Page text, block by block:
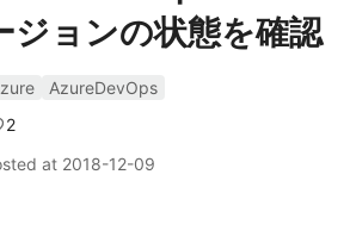
ジョンの状態を確認
AzureDevOps
2
at 2018-12-09